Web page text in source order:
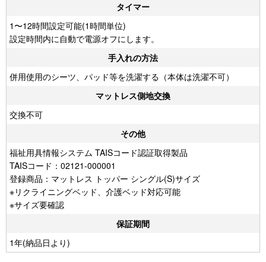
タイマー
1〜12時間設定可能(1時間単位)
設定時間内に自動で電源オフにします。
手入れの方法
併用使用のシーツ、パッド等を洗濯する（本体は洗濯不可）
マットレス側地交換
交換不可
その他
福祉用具情報システム TAISコード認証取得製品
TAISコード：02121-000001
登録商品：マットレス トッパー シングル(S)サイズ
※リクライニングベッド、介護ベッド対応可能
※サイズ要確認
保証期間
1年(納品日より)